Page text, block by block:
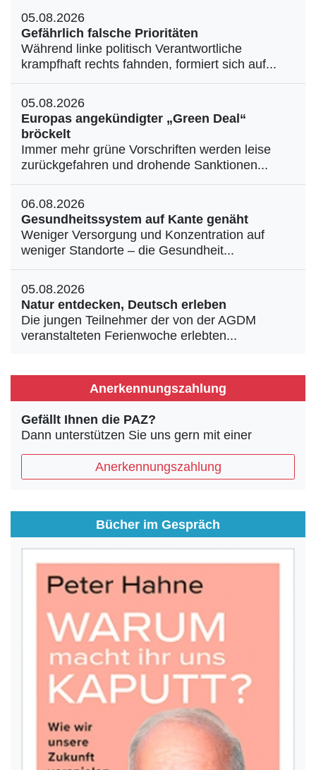
05.08.2026
Gefährlich falsche Prioritäten
Während linke politisch Verantwortliche
krampfhaft rechts fahnden, formiert sich auf...
05.08.2026
Europas angekündigter „Green Deal“
bröckelt
Immer mehr grüne Vorschriften werden leise
zurückgefahren und drohende Sanktionen...
06.08.2026
Gesundheitssystem auf Kante genäht
Weniger Versorgung und Konzentration auf
weniger Standorte – die Gesundheit...
05.08.2026
Natur entdecken, Deutsch erleben
Die jungen Teilnehmer der von der AGDM
veranstalteten Ferienwoche erlebten...
Anerkennungszahlung
Gefällt Ihnen die PAZ?
Dann unterstützen Sie uns gern mit einer
Anerkennungszahlung
Bücher im Gespräch